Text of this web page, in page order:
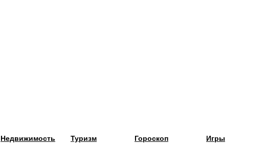
Недвижимость
Туризм
Гороскоп
Игры